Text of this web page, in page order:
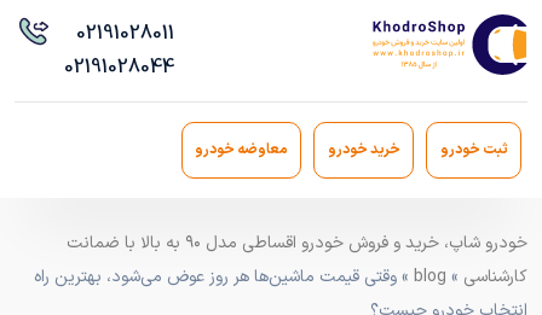
02191028011
02191028044
ثبت خودرو خرید خودرو معاوضه خودرو
خودرو شاپ، خرید و فروش خودرو اقساطی مدل ۹۰ به بالا با ضمانت
کارشناسی »
blog » وقتی قیمت ماشین‌ها هر روز عوض می‌شود، بهترین راه